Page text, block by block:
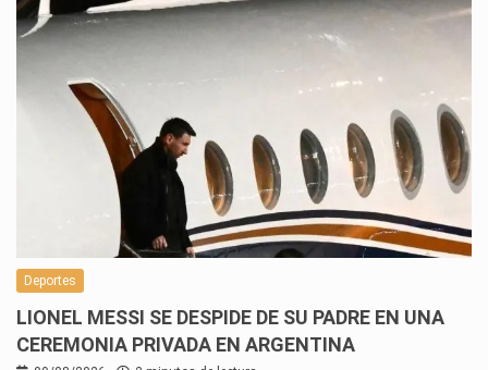
Deportes
LIONEL MESSI SE DESPIDE DE SU PADRE EN UNA
CEREMONIA PRIVADA EN ARGENTINA